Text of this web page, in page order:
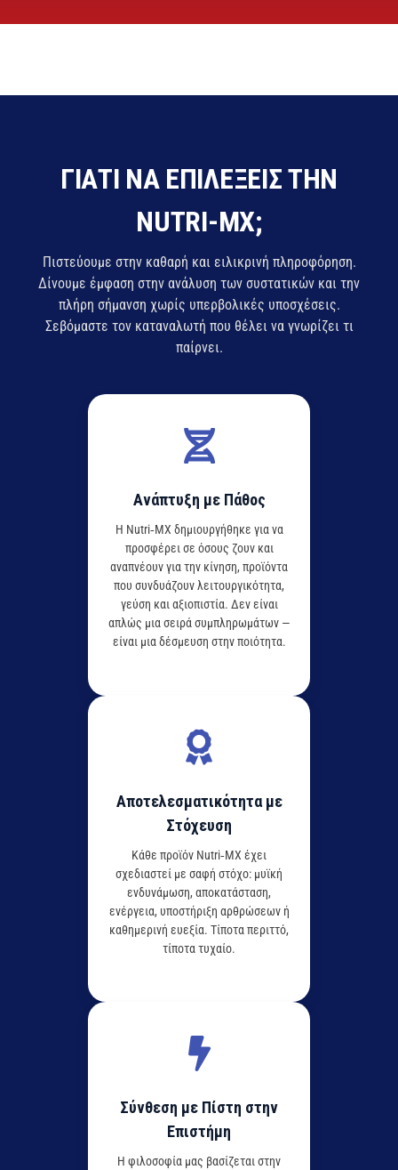
ΓΙΑΤΊ ΝΑ ΕΠΙΛΈΞΕΙΣ ΤΗΝ
NUTRI-MX;
Πιστεύουμε στην καθαρή και ειλικρινή πληροφόρηση.
Δίνουμε έμφαση στην ανάλυση των συστατικών και την
πλήρη σήμανση χωρίς υπερβολικές υποσχέσεις.
Σεβόμαστε τον καταναλωτή που θέλει να γνωρίζει τι
παίρνει.
Ανάπτυξη με Πάθος
Η Nutri‑MX δημιουργήθηκε για να
προσφέρει σε όσους ζουν και
αναπνέουν για την κίνηση, προϊόντα
που συνδυάζουν λειτουργικότητα,
γεύση και αξιοπιστία. Δεν είναι
απλώς μια σειρά συμπληρωμάτων —
είναι μια δέσμευση στην ποιότητα.
Αποτελεσματικότητα με
Στόχευση
Κάθε προϊόν Nutri‑MX έχει
σχεδιαστεί με σαφή στόχο: μυϊκή
ενδυνάμωση, αποκατάσταση,
ενέργεια, υποστήριξη αρθρώσεων ή
καθημερινή ευεξία. Τίποτα περιττό,
τίποτα τυχαίο.
Σύνθεση με Πίστη στην
Επιστήμη
Η φιλοσοφία μας βασίζεται στην